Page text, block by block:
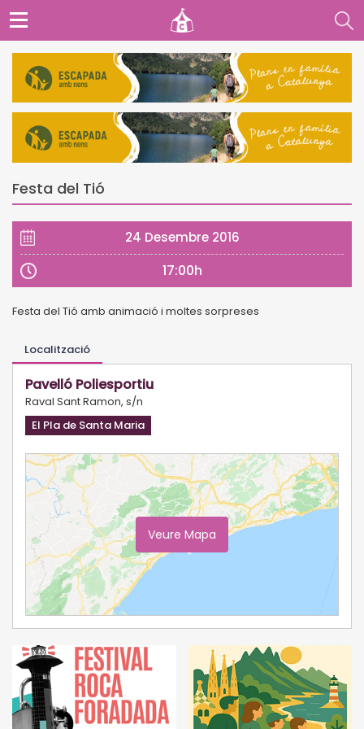
Festa del Tió
24 Desembre 2016
17:00h
Festa del Tió amb animació i moltes sorpreses
Localització
Pavelló Poliesportiu
Raval Sant Ramon, s/n
El Pla de Santa Maria
Veure Mapa